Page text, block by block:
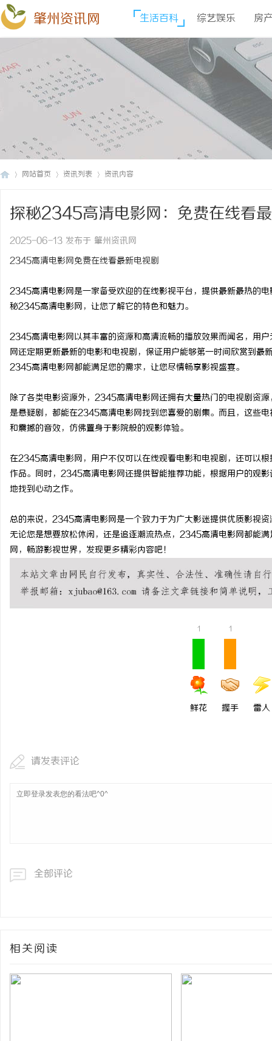
肇州资讯网 生活百科 综艺娱乐 房
网站首页 资讯列表 资讯内容
探秘2345高清电影网：免费在线看
2025-06-13 发布于 肇州资讯网
2345高清电影网免费在线看最新电视剧
2345高清电影网是一家备受欢迎的在线影视平台，提供最新最热的
秘2345高清电影网，让您了解它的特色和魅力。
2345高清电影网以其丰富的资源和高清流畅的播放效果而闻名，用
网还定期更新最新的电影和电视剧，保证用户能够第一时间欣赏到
2345高清电影网都能满足您的需求，让您尽情畅享影视盛宴。
除了各类电影资源外，2345高清电影网还拥有大量热门的电视剧资
是悬疑剧，都能在2345高清电影网找到您喜爱的剧集。而且，这些
和震撼的音效，仿佛置身于影院般的观影体验。
在2345高清电影网，用户不仅可以在线观看电影和电视剧，还可以
作品。同时，2345高清电影网还提供智能推荐功能，根据用户的观
地找到心动之作。
总的来说，2345高清电影网是一个致力于为广大影迷提供优质影视
无论您是想要放松休闲，还是追逐潮流热点，2345高清电影网都能
网，畅游影视世界，发现更多精彩内容吧！
1
鲜花
1
握手 雷人
请发表评论
全部评论
相关阅读
汉配眼镜 上海配眼镜 武汉配眼镜 上海配眼镜